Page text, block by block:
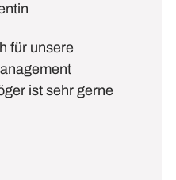
für unsere
ist sehr gerne